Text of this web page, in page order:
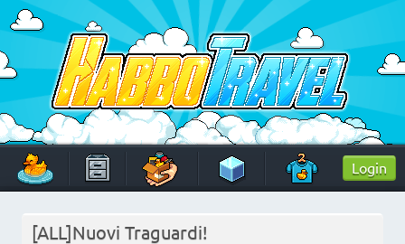
Skip
to
content
HabboTravel
Un viaggio di pixel!
Login
[ALL]Nuovi Traguardi!